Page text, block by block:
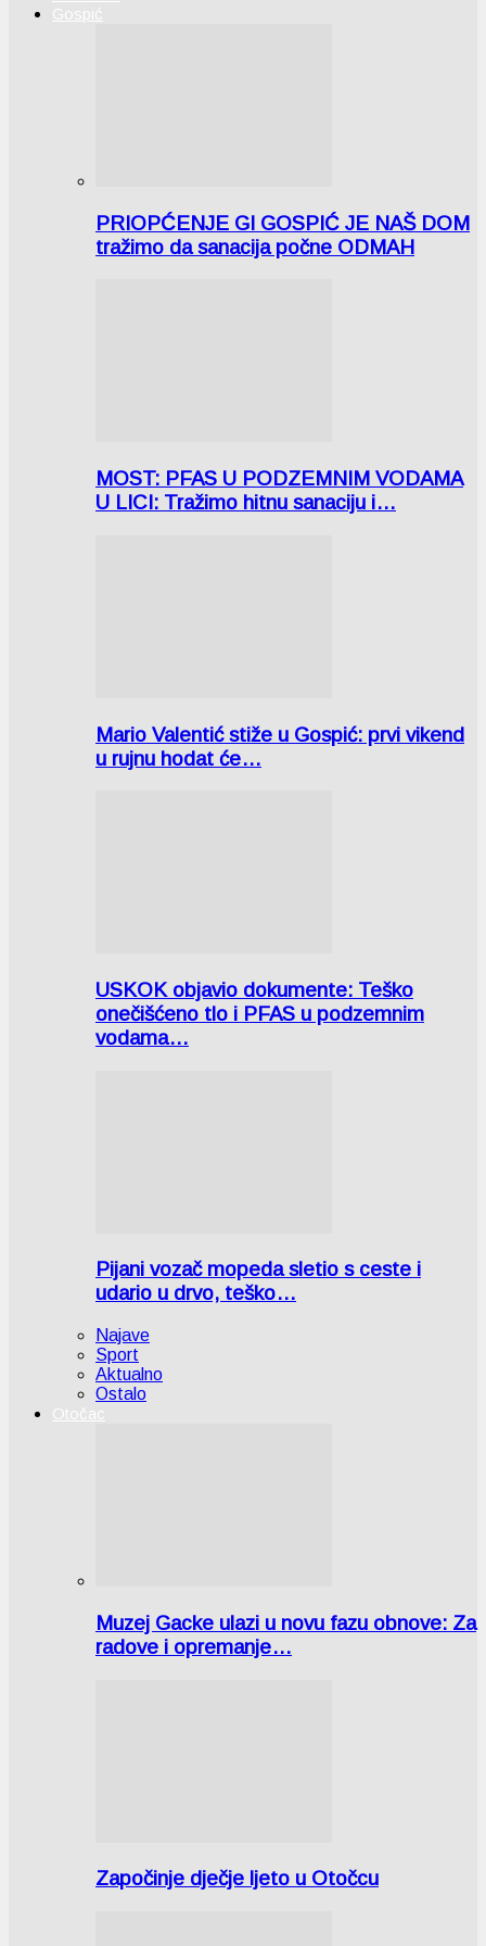
Gospić
PRIOPĆENJE GI GOSPIĆ JE NAŠ DOM
tražimo da sanacija počne ODMAH
MOST: PFAS U PODZEMNIM VODAMA
U LICI: Tražimo hitnu sanaciju i…
Mario Valentić stiže u Gospić: prvi vikend
u rujnu hodat će…
USKOK objavio dokumente: Teško
onečišćeno tlo i PFAS u podzemnim
vodama…
Pijani vozač mopeda sletio s ceste i
udario u drvo, teško…
Najave
Sport
Aktualno
Ostalo
Otočac
Muzej Gacke ulazi u novu fazu obnove: Za
radove i opremanje…
Započinje dječje ljeto u Otočcu